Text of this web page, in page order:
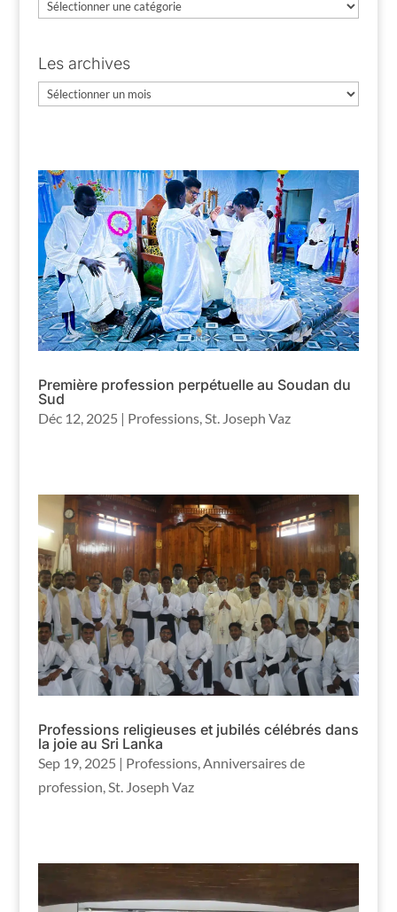
Catégories
Les archives
Les
Première profession perpétuelle au Soudan du
Sud
Déc 12, 2025 | Professions,St. Joseph Vaz
Professions religieuses et jubilés célébrés dans
la joie au Sri Lanka
Sep 19, 2025 | Professions, Anniversaires de
profession St. Joseph Vaz